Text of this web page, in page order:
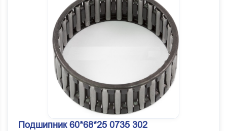
Подшипник 60*68*25 0735 302